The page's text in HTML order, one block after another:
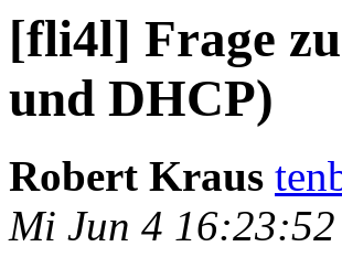
[fli4l] Frage
und DHCP)
Robert Kraus
Mi Jun 4 16:23:52